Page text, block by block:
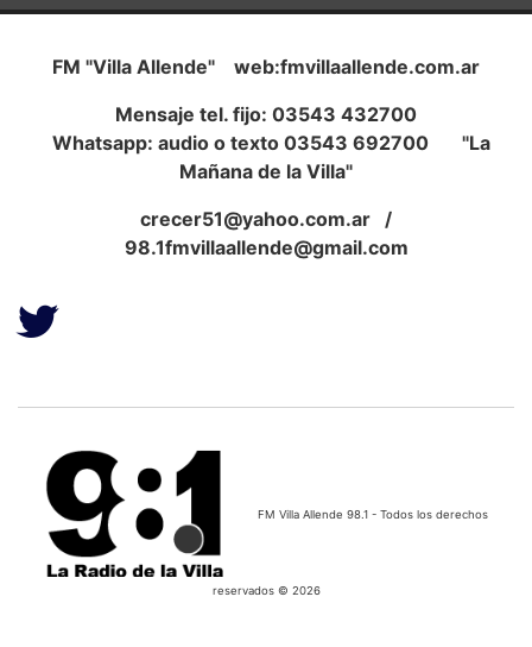
FM "Villa Allende" web:fmvillaallende.com.ar
Mensaje tel. fijo: 03543 432700
Whatsapp: audio o texto 03543 692700 "La
Mañana de la Villa"
crecer51@yahoo.com.ar /
98.1fmvillaallende@gmail.com
FM Villa Allende 98.1 - Todos los derechos
reservados © 2026